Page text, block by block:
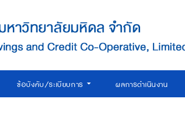
ข้อบังคับ/ระเบียบการ ผลการดำเนินงาน